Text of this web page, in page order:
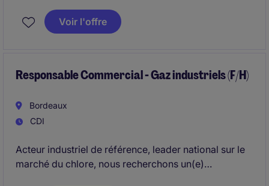
hôtellerie sur les départements 02, 08, 10, 51, 52, 55,
75, 77, 89, 91, 92, 93, 94 et 95, avec un rôle clé en
Voir l'offre
Responsable Commercial - Gaz industriels (F/H)
Bordeaux
CDI
Acteur industriel de référence, leader national sur le
marché du chlore, nous recherchons un(e)